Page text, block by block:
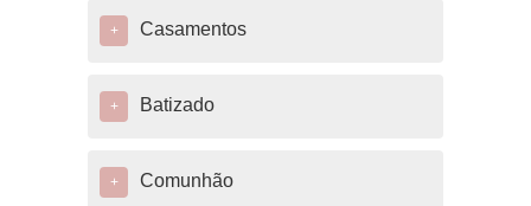
+ Casamentos
+ Batizado
+ Comunhão